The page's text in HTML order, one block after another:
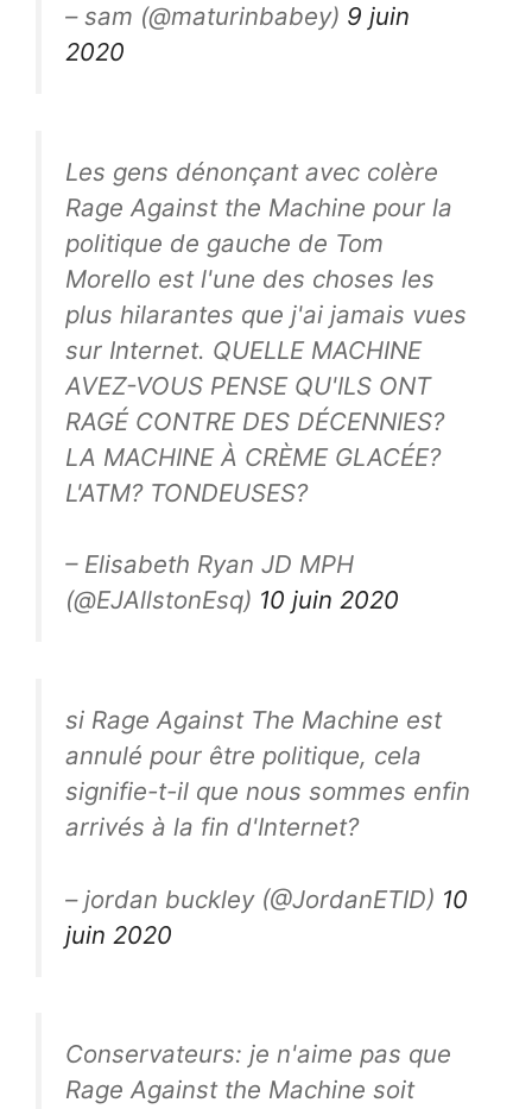
– sam (@maturinbabey) 9 juin
2020
Les gens dénonçant avec colère
Rage Against the Machine pour la
politique de gauche de Tom
Morello est l'une des choses les
plus hilarantes que j'ai jamais vues
sur Internet. QUELLE MACHINE
AVEZ-VOUS PENSE QU'ILS ONT
RAGÉ CONTRE DES DÉCENNIES?
LA MACHINE À CRÈME GLACÉE?
L'ATM? TONDEUSES?
– Elisabeth Ryan JD MPH
(@EJAllstonEsq) 10 juin 2020
si Rage Against The Machine est
annulé pour être politique, cela
signifie-t-il que nous sommes enfin
arrivés à la fin d'Internet?
– jordan buckley (@JordanETID) 10
juin 2020
Conservateurs: je n'aime pas que
Rage Against the Machine soit